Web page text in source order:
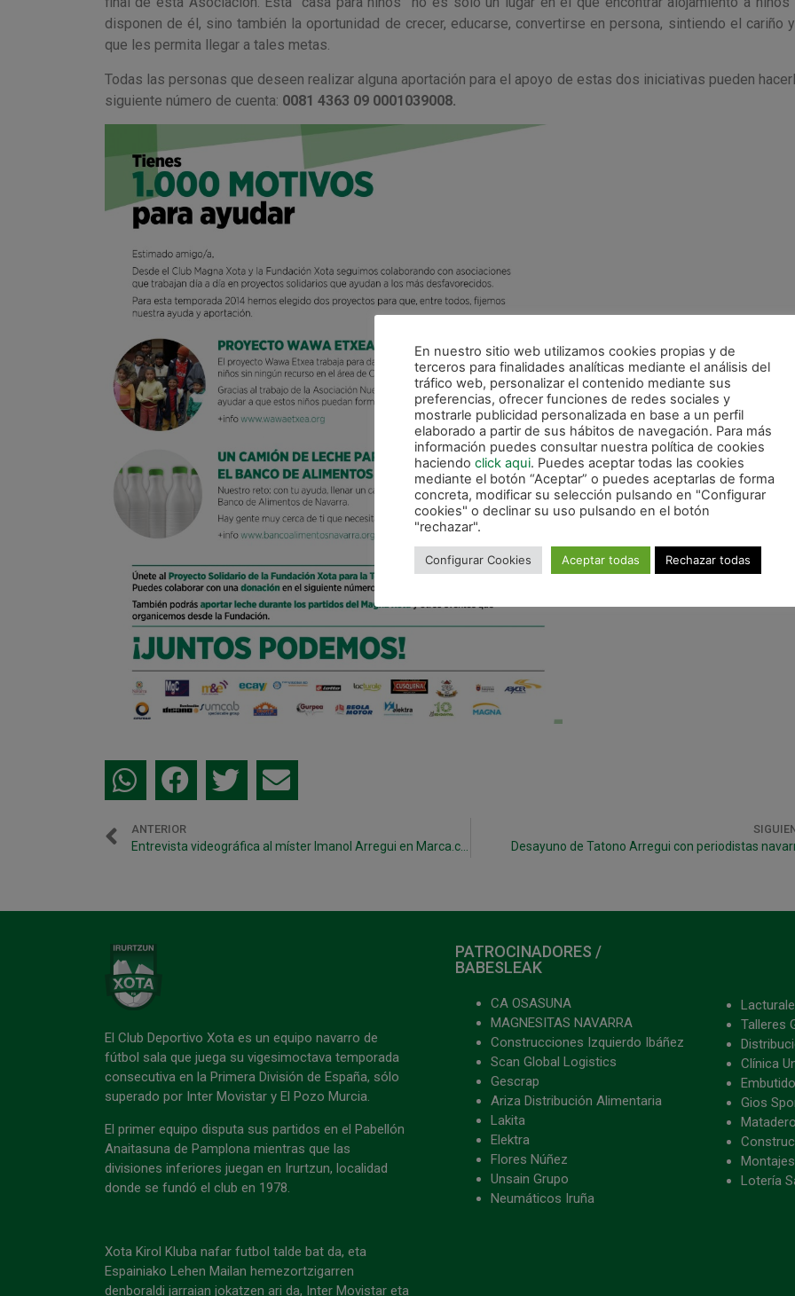
disponen de él, sino también la oportunidad de crecer, educarse, convertirse en persona, sintiendo el cariño
que les permita llegar a tales metas.
Todas las personas que deseen realizar alguna aportación para el apoyo de estas dos iniciativas pueden
siguiente número de cuenta: 0081 4363 09 0001039008.
ANTERIOR
Entrevista videográfica al míster Imanol Arregui en Marca.com Desayuno de Tatono Arregui con periodistas
El Club Deportivo Xota es un equipo navarro de
fútbol sala que juega su vigesimoctava temporada
consecutiva en la Primera División de España, sólo
superado por Inter Movistar y El Pozo Murcia.
El primer equipo disputa sus partidos en el Pabellón
Anaitasuna de Pamplona mientras que las
divisiones inferiores juegan en Irurtzun, localidad
donde se fundó el club en 1978.
Xota Kirol Kluba nafar futbol talde bat da, eta
Espainiako Lehen Mailan hemezortzigarren
denboraldi jarraian jokatzen ari da, Inter Movistar eta
PATROCINADORES /
BABESLEAK
CA OSASUNA
MAGNESITAS NAVARRA
Construcciones Izquierdo Ibáñez
Scan Global Logistics
Gescrap
Ariza Distribución Alimentaria
Lakita
Elektra
Flores Núñez
Unsain Grupo
Neumáticos Iruña
Lacturale
Talleres
Clínica
Gios
Lotería
En nuestro sitio web utilizamos cookies propias y de
terceros para finalidades analíticas mediante el análisis del
tráfico web, personalizar el contenido mediante sus
preferencias, ofrecer funciones de redes sociales y
mostrarle publicidad personalizada en base a un perfil
elaborado a partir de sus hábitos de navegación. Para más
información puedes consultar nuestra política de cookies
haciendo click aqui. Puedes aceptar todas las cookies
mediante el botón “Aceptar” o puedes aceptarlas de forma
concreta, modificar su selección pulsando en "Configurar
cookies" o declinar su uso pulsando en el botón
"rechazar".
Configurar Cookies Aceptar todas Rechazar todas